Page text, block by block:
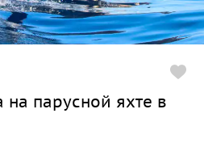
на парусной яхте в